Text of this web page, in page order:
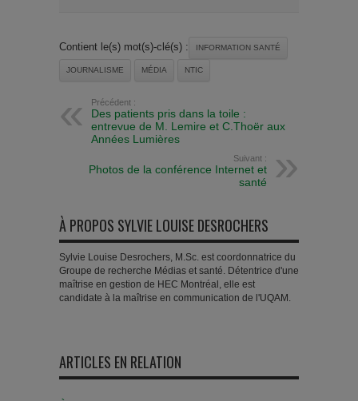
Contient le(s) mot(s)-clé(s) : INFORMATION SANTÉ
JOURNALISME MÉDIA NTIC
Précédent :
Des patients pris dans la toile :
entrevue de M. Lemire et C.Thoër aux
Années Lumières
Suivant :
Photos de la conférence Internet et
santé
À PROPOS SYLVIE LOUISE DESROCHERS
Sylvie Louise Desrochers, M.Sc. est coordonnatrice du
Groupe de recherche Médias et santé. Détentrice d'une
maîtrise en gestion de HEC Montréal, elle est
candidate à la maîtrise en communication de l'UQAM.
ARTICLES EN RELATION